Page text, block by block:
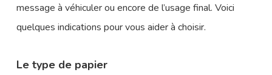
message à véhiculer ou encore de l’usage final. Voici
quelques indications pour vous aider à choisir.
Le type de papier